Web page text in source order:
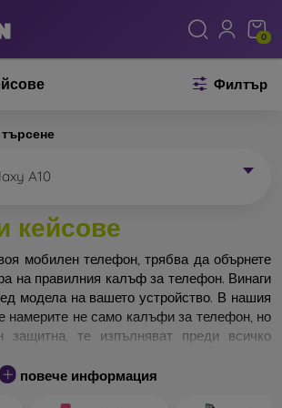
0
Филтър
A10
кейсове
мобилен телефон, трябва да обърнете
на правилния калъф за телефон. Винаги
модела на вашето устройство. В нашия
намерите не само калъфи за телефон, но
защитна, те изпълняват преди всичко
да бъде наречен и заден капак. Той е
повече информация